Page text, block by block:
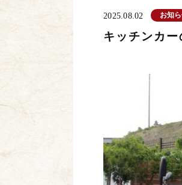
2025.08.02 お知
キッチンカ